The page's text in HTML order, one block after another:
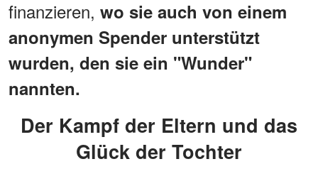
finanzieren, wo sie auch von einem
anonymen Spender unterstützt
wurden, den sie ein "Wunder"
nannten.
Der Kampf der Eltern und das
Glück der Tochter